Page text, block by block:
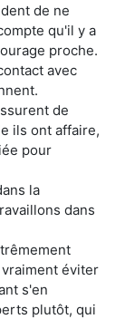
de ne
qu'il y a
proche.
avec
de
ils ont affaire,
pour
la
dans
éviter
s'en
plutôt, qui